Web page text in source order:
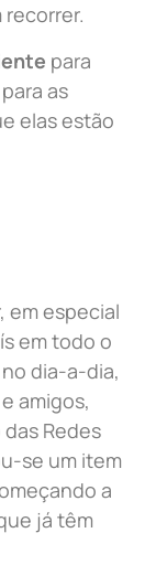
recorrer.
para
as
elas estão
em especial
em todo o
dia-a-dia,
amigos,
Redes
se um item
a
já têm